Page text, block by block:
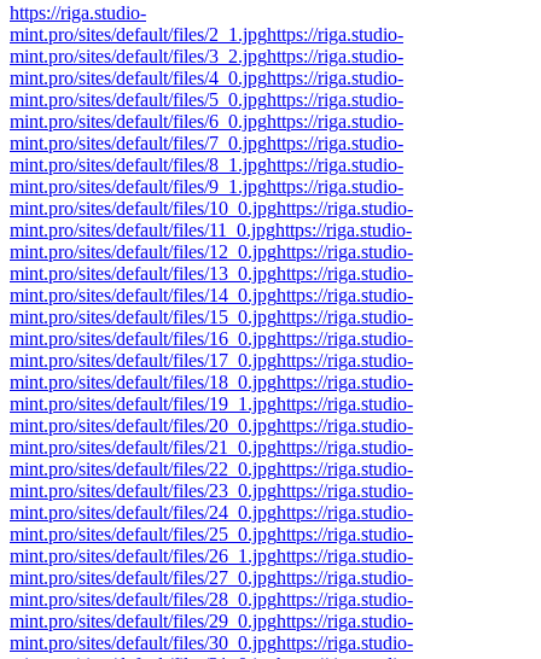
https://riga.studio-
mint.pro/sites/default/files/2_1.jpghttps://riga.studio-
mint.pro/sites/default/files/3_2.jpghttps://riga.studio-
mint.pro/sites/default/files/4_0.jpghttps://riga.studio-
mint.pro/sites/default/files/5_0.jpghttps://riga.studio-
mint.pro/sites/default/files/6_0.jpghttps://riga.studio-
mint.pro/sites/default/files/7_0.jpghttps://riga.studio-
mint.pro/sites/default/files/8_1.jpghttps://riga.studio-
mint.pro/sites/default/files/9_1.jpghttps://riga.studio-
mint.pro/sites/default/files/10_0.jpghttps://riga.studio-
mint.pro/sites/default/files/11_0.jpghttps://riga.studio-
mint.pro/sites/default/files/12_0.jpghttps://riga.studio-
mint.pro/sites/default/files/13_0.jpghttps://riga.studio-
mint.pro/sites/default/files/14_0.jpghttps://riga.studio-
mint.pro/sites/default/files/15_0.jpghttps://riga.studio-
mint.pro/sites/default/files/16_0.jpghttps://riga.studio-
mint.pro/sites/default/files/17_0.jpghttps://riga.studio-
mint.pro/sites/default/files/18_0.jpghttps://riga.studio-
mint.pro/sites/default/files/19_1.jpghttps://riga.studio-
mint.pro/sites/default/files/20_0.jpghttps://riga.studio-
mint.pro/sites/default/files/21_0.jpghttps://riga.studio-
mint.pro/sites/default/files/22_0.jpghttps://riga.studio-
mint.pro/sites/default/files/23_0.jpghttps://riga.studio-
mint.pro/sites/default/files/24_0.jpghttps://riga.studio-
mint.pro/sites/default/files/25_0.jpghttps://riga.studio-
mint.pro/sites/default/files/26_1.jpghttps://riga.studio-
mint.pro/sites/default/files/27_0.jpghttps://riga.studio-
mint.pro/sites/default/files/28_0.jpghttps://riga.studio-
mint.pro/sites/default/files/29_0.jpghttps://riga.studio-
mint.pro/sites/default/files/30_0.jpghttps://riga.studio-